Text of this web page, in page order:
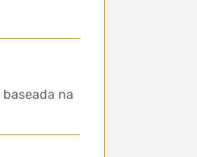
baseada na